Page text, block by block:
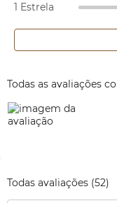
1 Estrela
Todas as avaliações
Todas avaliações (52)